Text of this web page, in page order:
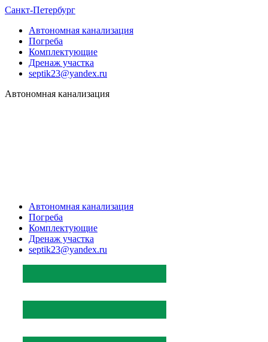
Санкт-Петербург
Автономная канализация
Погреба
Комплектующие
Дренаж участка
septik23@yandex.ru
Автономная канализация
Автономная канализация
Погреба
Комплектующие
Дренаж участка
septik23@yandex.ru